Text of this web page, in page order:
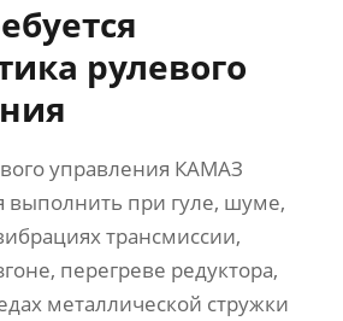
рулевого
управления КАМАЗ
выполнить при гуле, шуме,
трансмиссии,
перегреве редуктора,
металлической стружки